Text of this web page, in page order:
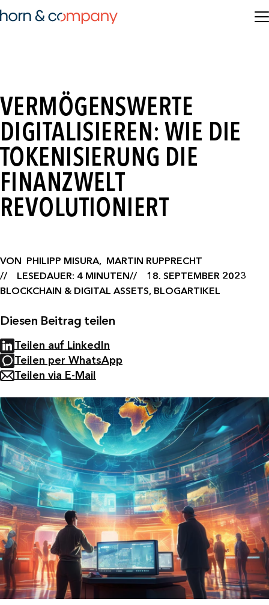
VERMÖGENSWERTE
DIGITALISIEREN: WIE DIE
TOKENISIERUNG DIE
FINANZWELT
REVOLUTIONIERT
VON PHILIPP MISURA, MARTIN RUPPRECHT
LESEDAUER: 4 MINUTEN
18. SEPTEMBER 2023
BLOCKCHAIN & DIGITAL ASSETS, BLOGARTIKEL
Diesen Beitrag teilen
Teilen auf LinkedIn
Teilen per WhatsApp
Teilen via E-Mail